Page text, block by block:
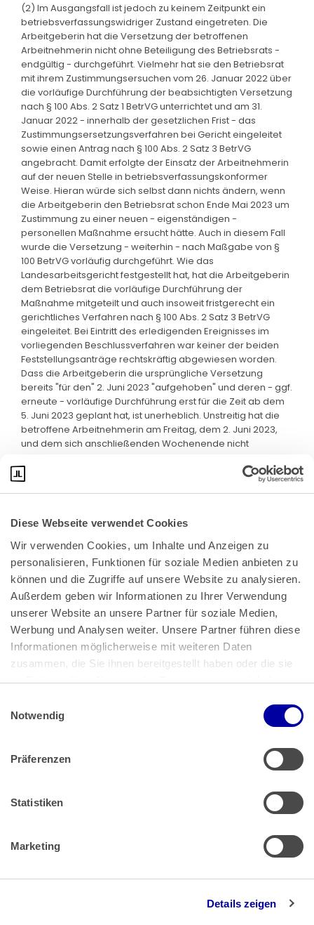
Diese Webseite verwendet Cookies
Wir verwenden Cookies, um Inhalte und Anzeigen zu
personalisieren, Funktionen für soziale Medien anbieten zu
können und die Zugriffe auf unsere Website zu analysieren.
Außerdem geben wir Informationen zu Ihrer Verwendung
unserer Website an unsere Partner für soziale Medien,
Werbung und Analysen weiter. Unsere Partner führen diese
Informationen möglicherweise mit weiteren Daten
zusammen, die Sie ihnen bereitgestellt haben oder die sie
im Rahmen Ihrer Nutzung der Dienste gesammelt haben.
Impressum
Notwendig
Präferenzen
Statistiken
Marketing
Details zeigen
(2) Im Ausgangsfall ist jedoch zu keinem Zeitpunkt ein
betriebsverfassungswidriger Zustand eingetreten. Die
Arbeitgeberin hat die Versetzung der betroffenen
Arbeitnehmerin nicht ohne Beteiligung des Betriebsrats -
endgültig - durchgeführt. Vielmehr hat sie den Betriebsrat
mit ihrem Zustimmungsersuchen vom 26. Januar 2022 über
die vorläufige Durchführung der beabsichtigten Versetzung
nach § 100 Abs. 2 Satz 1 BetrVG unterrichtet und am 31.
Januar 2022 - innerhalb der gesetzlichen Frist - das
Zustimmungsersetzungsverfahren bei Gericht eingeleitet
sowie einen Antrag nach § 100 Abs. 2 Satz 3 BetrVG
angebracht. Damit erfolgte der Einsatz der Arbeitnehmerin
auf der neuen Stelle in betriebsverfassungskonformer
Weise. Hieran würde sich selbst dann nichts ändern, wenn
die Arbeitgeberin den Betriebsrat schon Ende Mai 2023 um
Zustimmung zu einer neuen - eigenständigen -
personellen Maßnahme ersucht hätte. Auch in diesem Fall
wurde die Versetzung - weiterhin - nach Maßgabe von §
100 BetrVG vorläufig durchgeführt. Wie das
Landesarbeitsgericht festgestellt hat, hat die Arbeitgeberin
dem Betriebsrat die vorläufige Durchführung der
Maßnahme mitgeteilt und auch insoweit fristgerecht ein
gerichtliches Verfahren nach § 100 Abs. 2 Satz 3 BetrVG
eingeleitet. Bei Eintritt des erledigenden Ereignisses im
vorliegenden Beschlussverfahren war keiner der beiden
Feststellungsanträge rechtskräftig abgewiesen worden.
Dass die Arbeitgeberin die ursprüngliche Versetzung
bereits "für den" 2. Juni 2023 "aufgehoben" und deren - ggf.
erneute - vorläufige Durchführung erst für die Zeit ab dem
5. Juni 2023 geplant hat, ist unerheblich. Unstreitig hat die
betroffene Arbeitnehmerin am Freitag, dem 2. Juni 2023,
und dem sich anschließenden Wochenende nicht
Bundeskanzlerplatz 2
53113 Bonn
Pressemitteilungen|AGB
Impressum|Datenschutz
Muster Widerrufsformular (PDF)
Barrierefreiheit